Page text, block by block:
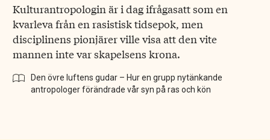
Kulturantropologin är i dag ifrågasatt som en
kvarleva från en rasistisk tidsepok, men
disciplinens pionjärer ville visa att den vite
mannen inte var skapelsens krona.
Den övre luftens gudar – Hur en grupp nytänkande
antropologer förändrade vår syn på ras och kön